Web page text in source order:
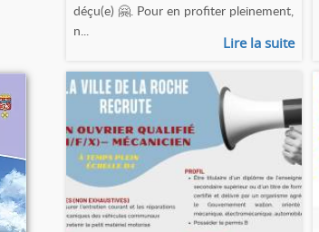
déçu(e) 🤗. Pour en profiter pleinement,
n...
Lire la suite